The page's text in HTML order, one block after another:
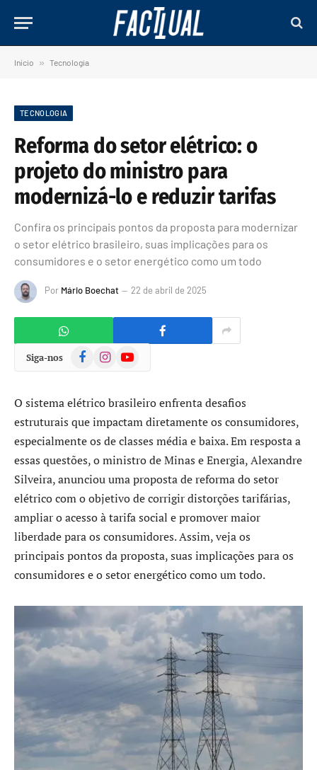
Início » Tecnologia
TECNOLOGIA
Reforma do setor elétrico: o
projeto do ministro para
modernizá-lo e reduzir tarifas
Confira os principais pontos da proposta para modernizar
o setor elétrico brasileiro, suas implicações para os
consumidores e o setor energético como um todo
Por Mário Boechat 22 de abril de 2025
Siga-nos FacebookInstagramYouTube
O sistema elétrico brasileiro enfrenta desafios
estruturais que impactam diretamente os consumidores,
especialmente os de classes média e baixa. Em resposta a
essas questões, o ministro de Minas e Energia, Alexandre
Silveira, anunciou uma proposta de reforma do setor
elétrico com o objetivo de corrigir distorções tarifárias,
ampliar o acesso à tarifa social e promover maior
liberdade para os consumidores. Assim, veja os
principais pontos da proposta, suas implicações para os
consumidores e o setor energético como um todo.